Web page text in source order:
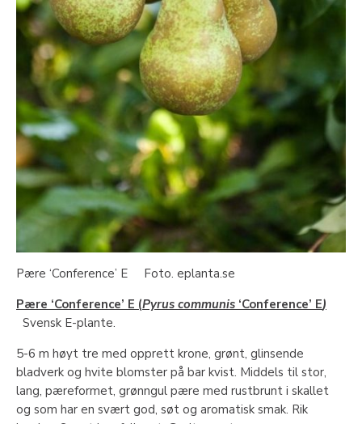
Pære ‘Conference’ E Foto. eplanta.se
Pære ‘Conference’ E (Pyrus communis ‘Conference’ E)
Svensk E-plante.
5-6 m høyt tre med opprett krone, grønt, glinsende
bladverk og hvite blomster på bar kvist. Middels til stor,
lang, pæreformet, grønngul pære med rustbrunt i skallet
og som har en svært god, søt og aromatisk smak. Rik